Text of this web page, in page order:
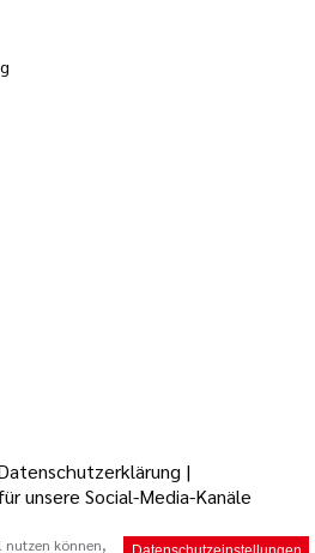
|
unsere Social-Media-Kanäle
nutzen können,